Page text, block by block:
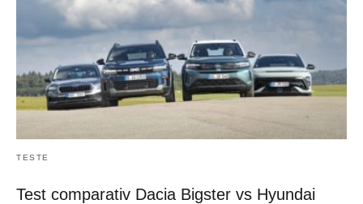
TESTE
Test comparativ Dacia Bigster vs Hyundai